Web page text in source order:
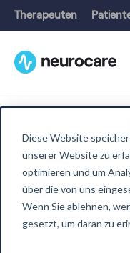
Diese Website
unserer Website zu
optimieren und um
über die von uns
Wenn Sie ablehnen,
gesetzt, um daran zu
Therapeuten